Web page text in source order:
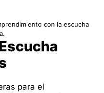
con la escucha
para el